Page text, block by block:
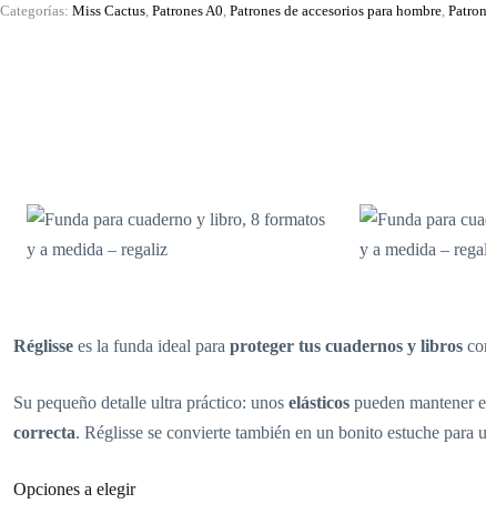
Categorías: Miss Cactus Patrones A0 Patrones de accesorios para hombre
Réglisse es la funda ideal para proteger tus cuadernos y libros
Su pequeño detalle ultra práctico: unos elásticos pueden mantener
correcta. Réglisse se convierte también en un bonito estuche para
Opciones a elegir